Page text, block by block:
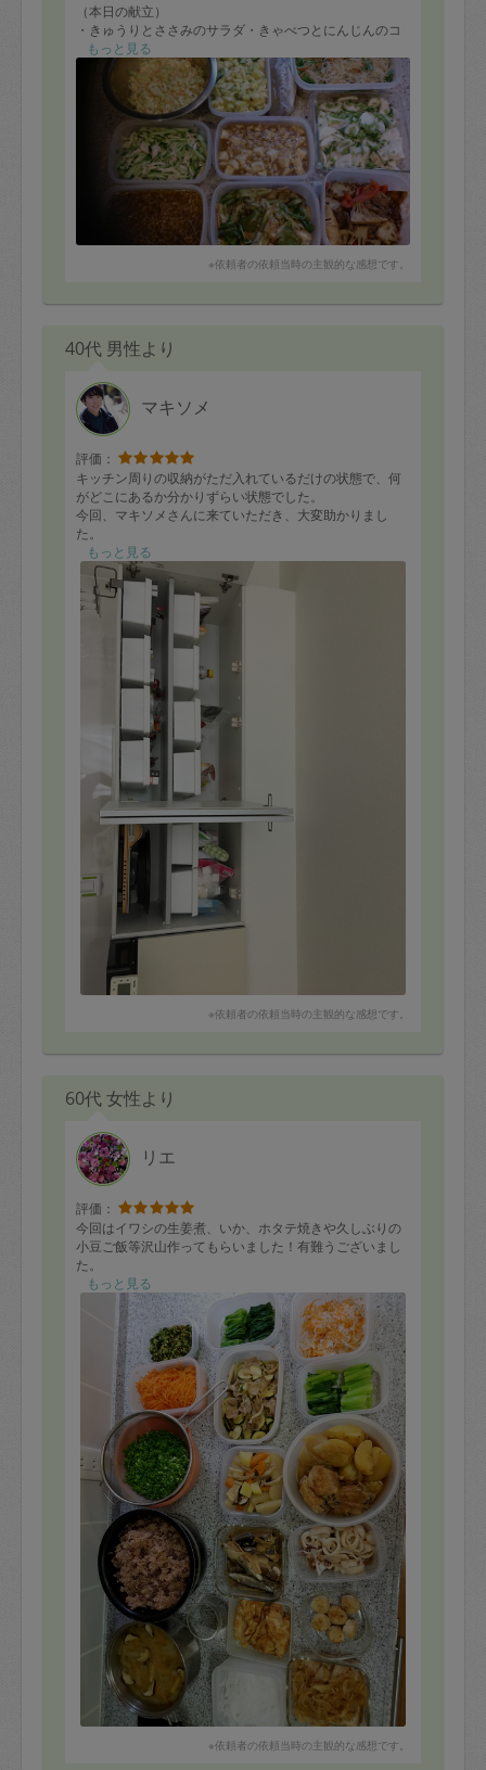
（本日の献立）
・きゅうりとささみのサラダ・きゃべつとにんじんのコ
ールスロー・牛肉とパプリカとたけのこのオイスターソ
ース炒め・さつまいもとりんごときゅうりのサラダ・ビ
ーフン・キーマカレー・鶏胸肉の麻婆豆腐・蒸鶏胸肉・
回鍋肉・かぶのごま酢和え
早速いただいております。どのお料理もとてもおいしい
片付けもきれいにしていただいてありがとうございまし
またよろしくお願いします。
もっと見る
※依頼者の依頼当時の主観的な感想です。
40代 男性より
マキソメ
評価：
キッチン周りの収納がただ入れているだけの状態で、何
がどこにあるか分かりずらい状態でした。
今回、マキソメさんに来ていただき、大変助かりまし
た。
一度キッチン周りの物を全て出して、いる物いらない物
を分別、グループ分けをして頂き、収納しました。
入れ方も自分では思いつかなかった事もあり、機会があ
ればまたおねがいしたいです。
写真は一部だけ載せておきます。
もっと見る
※依頼者の依頼当時の主観的な感想です。
60代 女性より
リエ
評価：
今回はイワシの生姜煮、いか、ホタテ焼きや久しぶりの
小豆ご飯等沢山作ってもらいました！有難うございまし
た。
もっと見る
※依頼者の依頼当時の主観的な感想です。